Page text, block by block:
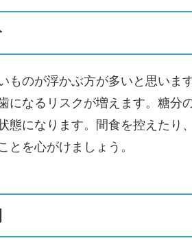
ものが浮かぶ方が多いと思いま
になるリスクが増えます。糖分
態になります。間食を控えたり
とを心がけましょう。